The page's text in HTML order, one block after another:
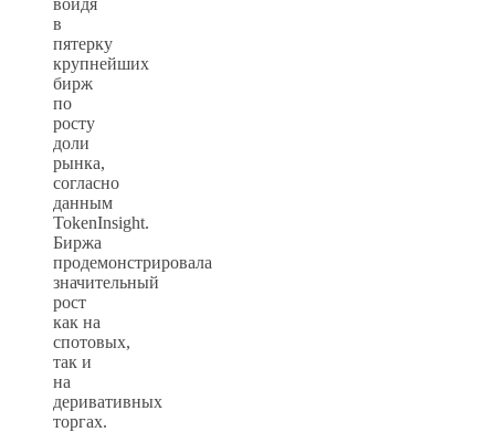
войдя
в
пятерку
крупнейших
бирж
по
росту
доли
рынка,
согласно
данным
TokenInsight.
Биржа
продемонстрировала
значительный
рост
как на
спотовых,
так и
на
деривативных
торгах.